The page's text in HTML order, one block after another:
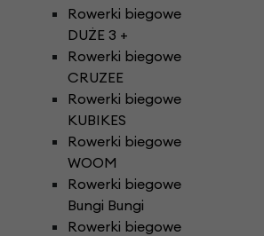
Rowerki biegowe
DUŻE 3 +
Rowerki biegowe
CRUZEE
Rowerki biegowe
KUBIKES
Rowerki biegowe
WOOM
Rowerki biegowe
Bungi Bungi
Rowerki biegowe